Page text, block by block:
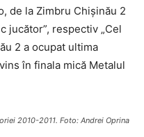
de la Zimbru Chișinău 2
jucător”, respectiv „Cel
2 a ocupat ultima
în finala mică Metalul
2010-2011. Foto: Andrei Oprina